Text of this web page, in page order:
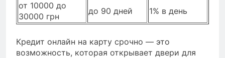
от 10000 до
30000 грн
до 90 дней 1% в день
Кредит онлайн на карту срочно — это
возможность, которая открывает двери для